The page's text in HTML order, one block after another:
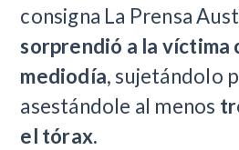
consigna La Prensa
sorprendió a la víctima
mediodía, sujetándolo
asestándole al menos
el tórax.